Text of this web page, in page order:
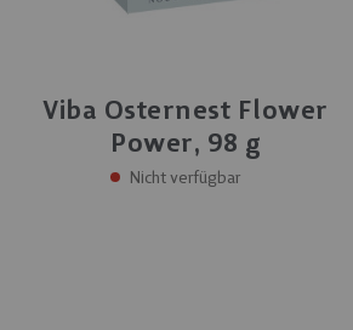
Viba Osternest Flower
Power, 98 g
Nicht verfügbar